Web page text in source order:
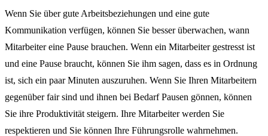
Wenn Sie über gute Arbeitsbeziehungen und eine gute
Kommunikation verfügen, können Sie besser überwachen, wann
Mitarbeiter eine Pause brauchen. Wenn ein Mitarbeiter gestresst ist
und eine Pause braucht, können Sie ihm sagen, dass es in Ordnung
ist, sich ein paar Minuten auszuruhen. Wenn Sie Ihren Mitarbeitern
gegenüber fair sind und ihnen bei Bedarf Pausen gönnen, können
Sie ihre Produktivität steigern. Ihre Mitarbeiter werden Sie
respektieren und Sie können Ihre Führungsrolle wahrnehmen.